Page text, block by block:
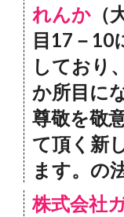
れんか
目17－10
しており
か所目に
尊敬を敬
て頂く新
ます。の
株式会社